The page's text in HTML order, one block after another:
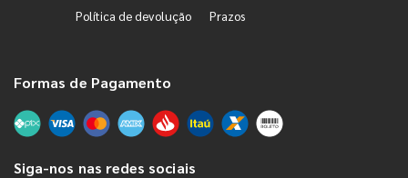
Política de devolução Prazos
Formas de Pagamento
Siga-nos nas redes sociais